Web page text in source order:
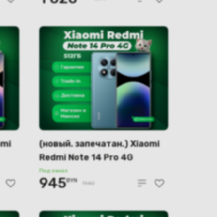
(новый. запечатан.) Xiaomi
Redmi Note 14 Pro 4G
12GB/512GB (голубой)
Под заказ
945BYN 1140